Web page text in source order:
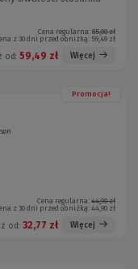
Cena regularna: 85,00 zł
z 30 dni przed obniżką: 59,49 zł
od: 59,49 zł Więcej
Promocja!
Cena regularna: 44,90 zł
z 30 dni przed obniżką: 44,90 zł
od: 32,77 zł Więcej